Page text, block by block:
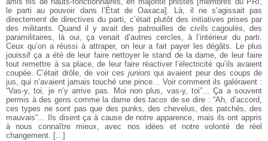
le parti au pouvoir dans l’État de Oaxaca]. Là, il ne s’agissait pas
directement de directives du parti, c’était plutôt des initiatives prises par
des militants. Quand il y avait des patrouilles de civils cagoulés, des
paramilitaires, là oui, ça venait d’autres cercles, à l’intérieur du parti.
Ceux qu’on a réussi à attraper, on leur afait payer les dégâts. Le plus
jouissif ça a été de leur faire nettoyer le stand dela dame, de leur faire
tout remettre à sa place, de leur faire réactiver l’électricité qu’ils avaient
coupée. C’était drôle, de voir ces juniors qui avaient peur des coups de
jus, qui n’avaient jamais touché une pince... Voir comment ils galéraient :
“Vas-y, toi, je n’y arrive pas. Moi non plus, vas-y, toi”... Ça a souvent
permis àdes gens comme la dame destacos de se dire : “Ah, d’accord,
ces types ne sont pas que des punks, des chevelus, des patchés, des
mauvais”... Ils disent ça àcause de notre apparence, mais ils ont appris
à nous connaître mieux, avec nos idées et notre volonté de réel
changement. [...]